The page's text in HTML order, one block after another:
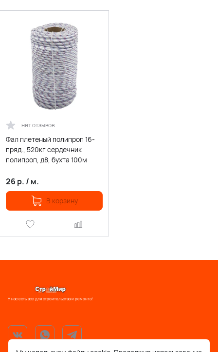
нет отзывов
Фал плетеный полипроп 16-
пряд., 520кг сердечник
полипроп, д8, бухта 100м
26 р. / м.
В корзину
У нас есть все для строительства и ремонта!